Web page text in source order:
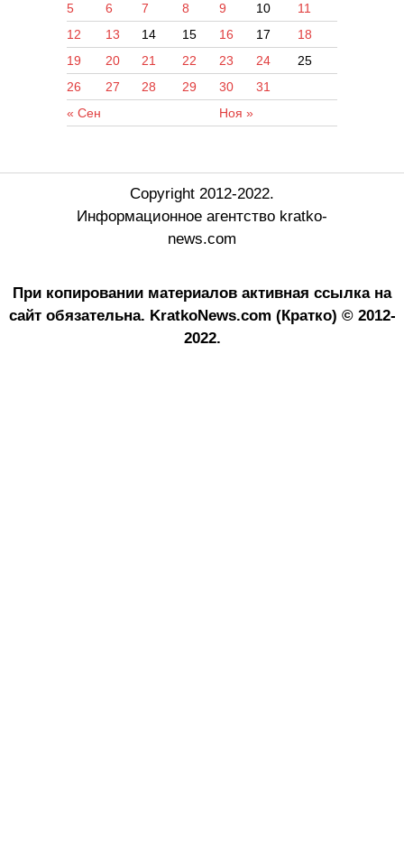
« Сен Ноя »
5
6 7 8 9 10
11
12
13 14 15 16 17
18
19
20 21 22 23 24
25
26
27 28 29 30 31
Copyright 2012-2022.
Информационное агентство kratko-
news.com
При копировании материалов активная ссылка на
сайт обязательна. KratkoNews.com (Кратко) © 2012-
2022.